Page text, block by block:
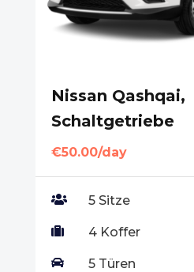
Nissan Qashqai,
Schaltgetriebe
€50.00/day
 5 Sitze
 4 Koffer
 5 Türen